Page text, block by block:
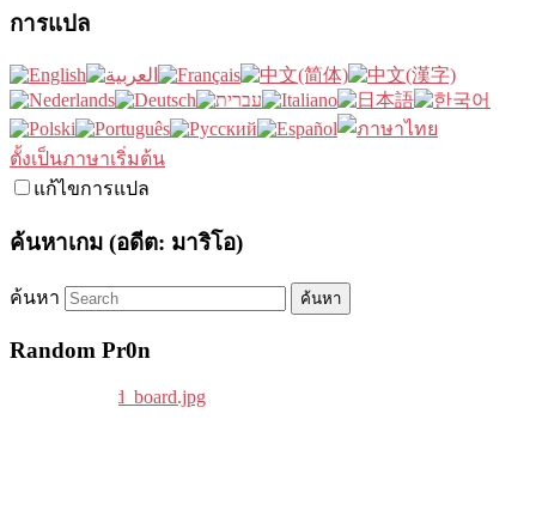
การแปล
ตั้งเป็นภาษาเริ่มต้น
แก้ไขการแปล
ค้นหาเกม (อดีต: มาริโอ)
ค้นหา
Random Pr0n